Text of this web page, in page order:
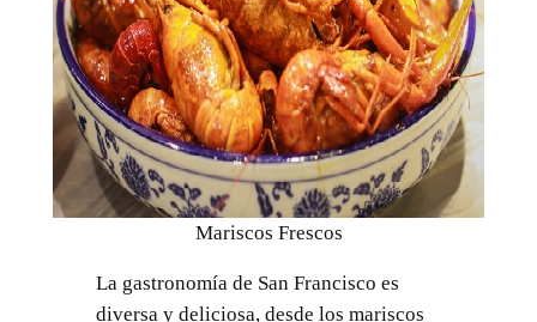
Mariscos Frescos
La gastronomía de San Francisco es
diversa y deliciosa, desde los mariscos